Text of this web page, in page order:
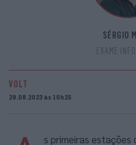
SÉRGIO
EXAME
VOLT
29.08.2023 às 10h25
s primeiras estações